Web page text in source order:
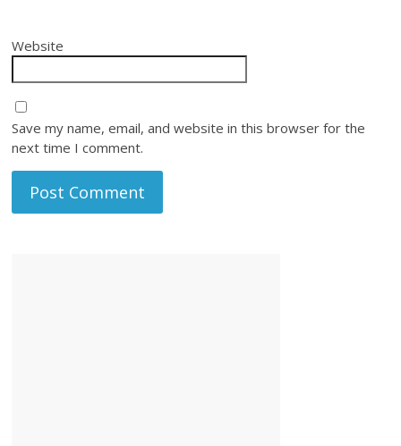
Website
Save my name, email, and website in this browser for the
next time I comment.